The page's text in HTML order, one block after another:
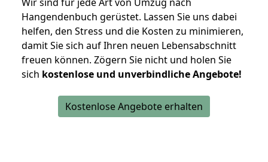
Hangendenbuch gerüstet. Lassen Sie uns dabei
helfen, den Stress und die Kosten zu minimieren,
damit Sie sich auf Ihren neuen Lebensabschnitt
freuen können. Zögern Sie nicht und holen Sie
sich kostenlose und unverbindliche Angebote!
Kostenlose Angebote erhalten